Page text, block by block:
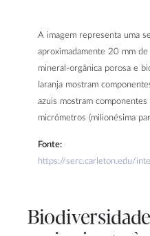
A imagem representa uma
aproximadamente 20 mm
mineral-orgânica porosa e
laranja mostram
azuis mostram componentes
micrómetros (milionésima
Fonte:
https://serc.carleton.edu/